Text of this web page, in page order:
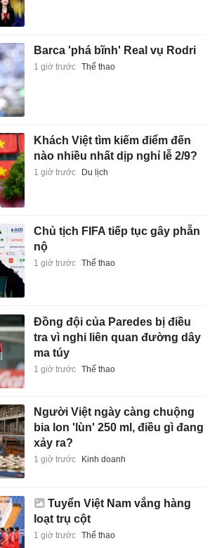
Barca 'phá bĩnh' Real vụ Rodri
1 giờ trước Thể thao
Khách Việt tìm kiếm điểm đến
nào nhiều nhất dịp nghỉ lễ 2/9?
1 giờ trước Du lịch
Chủ tịch FIFA tiếp tục gây phẫn
nộ
1 giờ trước Thể thao
Đồng đội của Paredes bị điều
tra vì nghi liên quan đường dây
ma túy
1 giờ trước Thể thao
Người Việt ngày càng chuộng
bia lon 'lùn' 250 ml, điều gì đang
xảy ra?
1 giờ trước Kinh doanh
Tuyển Việt Nam vắng hàng
loạt trụ cột
1 giờ trước Thể thao